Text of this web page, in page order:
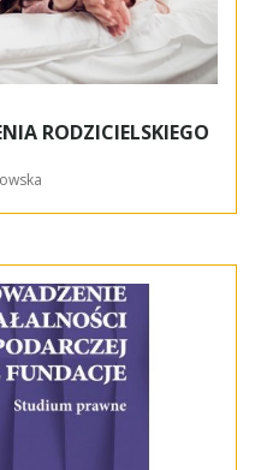
RODZICIELSKIEGO